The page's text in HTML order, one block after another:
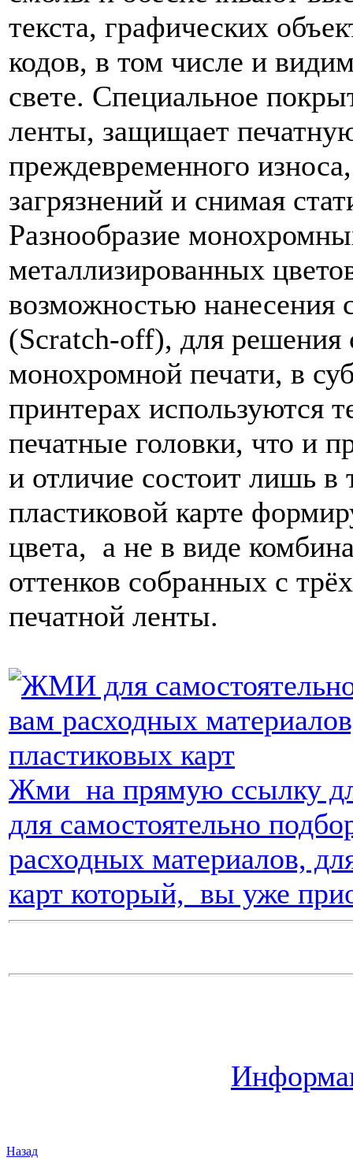
текста, графических
кодов, в том числе и
свете. Специальное
ленты, защищает
преждевременного
загрязнений и снимая
Разнообразие
металлизированных
возможностью нанесения
(Scratch-off), для решения
монохромной печати, в
принтерах используются
печатные головки, что и
и отличие состоит лишь в
пластиковой карте
цвета, а не в виде
оттенков собранных с
печатной ленты.
Жми на прямую ссылку
для самостоятельно
расходных материалов,
карт который, вы уже
Назад